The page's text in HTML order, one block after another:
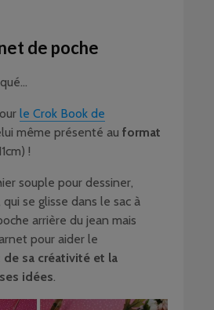
de poche
le Crok Book de
même présenté au format
!
souple pour dessiner,
se glisse dans le sac à
arrière du jean mais
pour aider le
sa créativité et la
idées.